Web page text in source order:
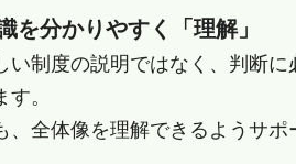
を分かりやすく「理解」
い制度の説明ではなく、判断
。
、全体像を理解できるようサポ